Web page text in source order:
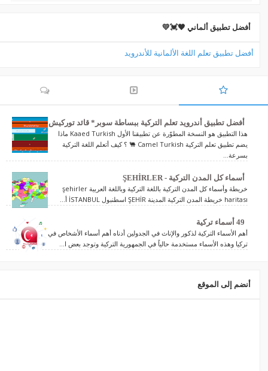
أفضل تطبيق ألماني 🖤💓💛
أفضل تطبيق تعلم اللغة الألمانية للأندرويد
أفضل تطبيق أندرويد تعلم التركية ببساطة سوبر* قائد توركيش
هذا التطبيق هو النسخة المطوّرة عن تطبيقنا الأول Kaaed Turkish ماذا
يضم تطبيق تعلم التركية Camel Turkish 🐫 ؟ كيف أتعلم اللغة التركية
بسرعة...
أسماء كل المدن التركية - ŞEHİRLER
خريطة وأسماء كل المدن التركية باللغة التركية وباللغة العربية şehirler
haritası خريطة المدن التركية المدينة ŞEHİR اسطنبول İSTANBUL أ...
49 أسماء تركية
أهم الأسماء التركية لذكور والإناث في الجدولين أدناه أهم أسماء الأشخاص في
تركيا وهذه الأسماء مستخدمة حالياً في الجمهورية التركية وتوجد بعض ا...
أنضم إلى الموقع